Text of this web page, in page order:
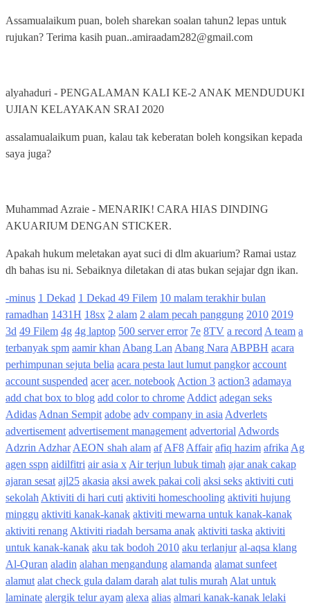
Assamualaikum puan, boleh sharekan soalan tahun2 lepas untuk
rujukan? Terima kasih puan..amiraadam282@gmail.com
alyahaduri - PENGALAMAN KALI KE-2 ANAK MENDUDUKI
UJIAN KELAYAKAN SRAI 2020
assalamualaikum puan, kalau tak keberatan boleh kongsikan kepada
saya juga?
Muhammad Azraie - MENARIK! CARA HIAS DINDING
AKUARIUM DENGAN STICKER.
Apakah hukum meletakan ayat suci di dlm akuarium? Ramai ustaz
dh bahas isu ni. Sebaiknya diletakan di atas bukan sejajar dgn ikan.
-minus 1 Dekad 1 Dekad 49 Filem 10 malam terakhir bulan
ramadhan 1431H 18sx 2 alam 2 alam pecah panggung 2010 2019
3d 49 Filem 4g 4g laptop 500 server error 7e 8TV a record A team a
terbanyak spm aamir khan Abang Lan Abang Nara ABPBH acara
perhimpunan sejuta belia acara pesta laut lumut pangkor account
account suspended acer acer. notebook Action 3 action3 adamaya
add chat box to blog add color to chrome Addict adegan seks
Adidas Adnan Sempit adobe adv company in asia Adverlets
advertisement advertisement management advertorial Adwords
Adzrin Adzhar AEON shah alam af AF8 Affair afiq hazim afrika Ag
agen sspn aidilfitri air asia x Air terjun lubuk timah ajar anak cakap
ajaran sesat ajl25 akasia aksi awek pakai coli aksi seks aktiviti cuti
sekolah Aktiviti di hari cuti aktiviti homeschooling aktiviti hujung
minggu aktiviti kanak-kanak aktiviti mewarna untuk kanak-kanak
aktiviti renang Aktiviti riadah bersama anak aktiviti taska aktiviti
untuk kanak-kanak aku tak bodoh 2010 aku terlanjur al-aqsa klang
Al-Quran aladin alahan mengandung alamanda alamat sunfeet
alamut alat check gula dalam darah alat tulis murah Alat untuk
laminate alergik telur ayam alexa alias almari kanak-kanak lelaki